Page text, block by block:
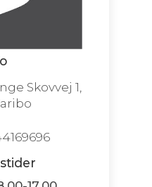
Skovvej 1,